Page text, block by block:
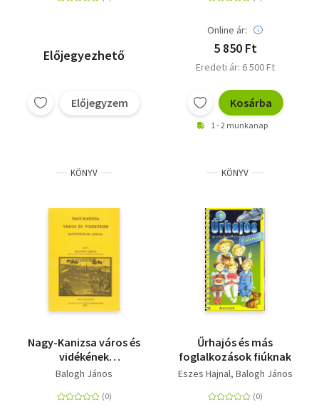
Előjegyezhető
Előjegyzem
Online ár:
5 850 Ft
Eredeti ár: 6 500 Ft
Kosárba
1 - 2 munkanap
KÖNYV
Nagy-Kanizsa város és
vidékének
hadtörténelmi leírása
Balogh János
KÖNYV
Űrhajós és más
foglalkozások fiúknak
Eszes Hajnal Balogh János